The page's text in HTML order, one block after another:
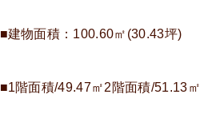
■建物面積：100.60㎡(30.43坪)
■1階面積/49.47㎡2階面積/51.13㎡